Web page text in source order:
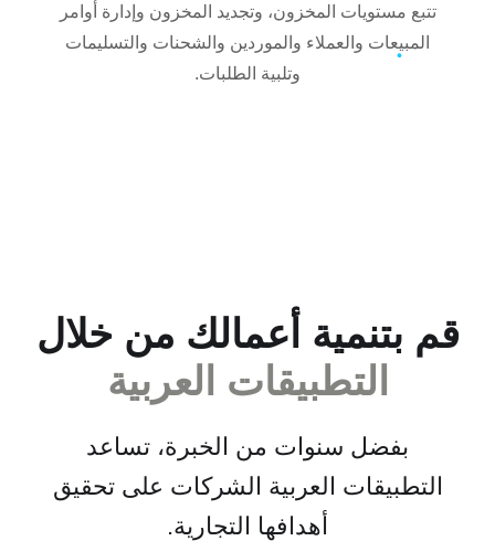
تتبع مستويات المخزون، وتجديد المخزون وإدارة أوامر
المبيعات والعملاء والموردين والشحنات والتسليمات
وتلبية الطلبات.
قم بتنمية أعمالك من خلال
التطبيقات العربية
بفضل سنوات من الخبرة، تساعد
التطبيقات العربية الشركات على تحقيق
أهدافها التجارية.